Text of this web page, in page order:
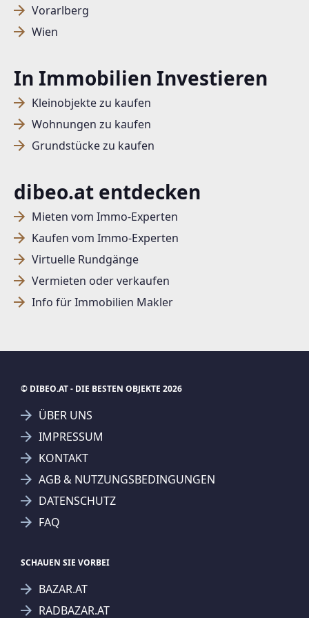
Vorarlberg
Wien
In Immobilien Investieren
Kleinobjekte zu kaufen
Wohnungen zu kaufen
Grundstücke zu kaufen
dibeo.at entdecken
Mieten vom Immo-Experten
Kaufen vom Immo-Experten
Virtuelle Rundgänge
Vermieten oder verkaufen
Info für Immobilien Makler
© DIBEO.AT - DIE BESTEN OBJEKTE 2026
ÜBER UNS
IMPRESSUM
KONTAKT
AGB & NUTZUNGSBEDINGUNGEN
DATENSCHUTZ
FAQ
SCHAUEN SIE VORBEI
BAZAR.AT
RADBAZAR.AT